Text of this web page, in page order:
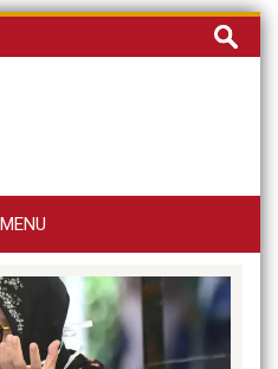
Cari
untuk:
MENU